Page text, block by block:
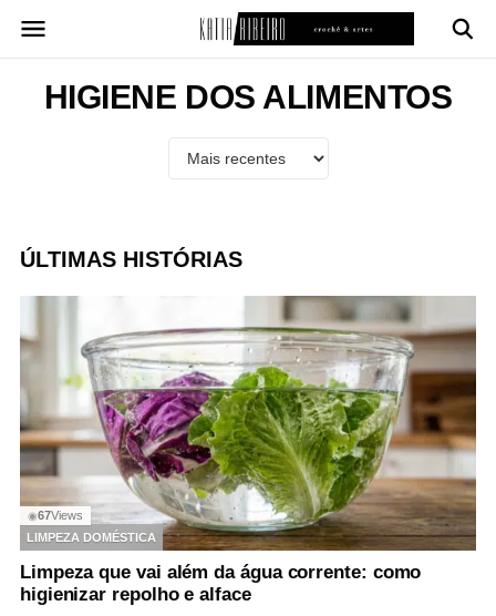
para
conteúdoHIGIENE DOS ALIMENTOS
ÚLTIMAS HISTÓRIAS
◉67Views
LIMPEZA DOMÉSTICA
Limpeza que vai além da água corrente: como
higienizar repolho e alface